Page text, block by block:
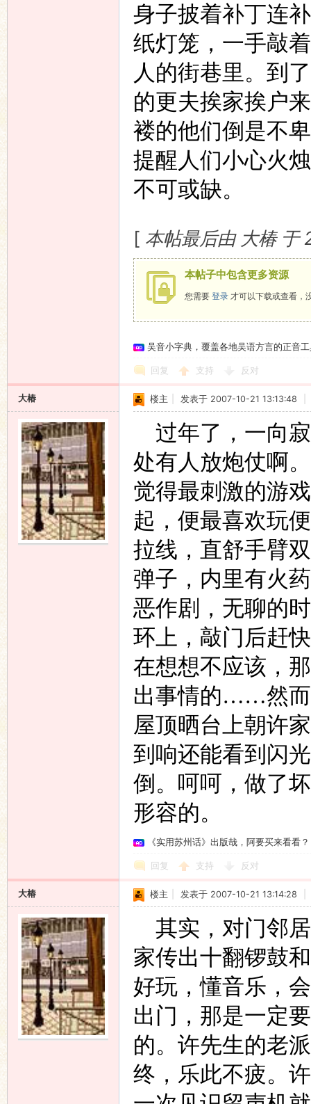
身子披着补丁连
纸灯笼，一手敲
人的街巷里。到
的更夫挨家挨户
褛的他们倒是不
提醒人们小心火
不可或缺。
[ 本帖最后由 大椿
本帖子中包含更多资源
您需要 登录 才可以下载或查看，
吴音小字典，覆盖各地吴语方言的正音
回复 支持 反对
大椿 楼主 发表于 2007-10-21 13:13:48
过年了，一向
处有人放炮仗啊
觉得最刺激的游
起，便最喜欢玩
拉线，直舒手臂
弹子，内里有火
恶作剧，无聊的
环上，敲门后赶
在想想不应该，
出事情的……然而
屋顶晒台上朝许
到响还能看到闪
倒。呵呵，做了
形容的。
《实用苏州话》出版哉，阿要买来看看？
回复 支持 反对
大椿 楼主 发表于 2007-10-21 13:14:28
其实，对门邻
家传出十翻锣鼓
好玩，懂音乐，
出门，那是一定
的。许先生的老
终，乐此不疲。